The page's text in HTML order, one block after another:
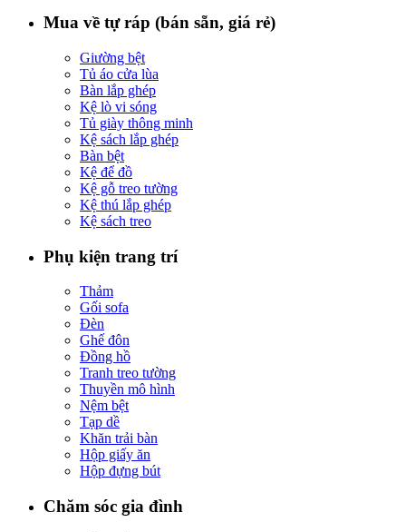
Mua về tự ráp (bán sẵn, giá rẻ)
Giường bệt
Tủ áo cửa lùa
Bàn lắp ghép
Kệ lò vi sóng
Tủ giày thông minh
Kệ sách lắp ghép
Bàn bệt
Kệ để đồ
Kệ gỗ treo tường
Kệ thú lắp ghép
Kệ sách treo
Phụ kiện trang trí
Thảm
Gối sofa
Đèn
Ghế đôn
Đồng hồ
Tranh treo tường
Thuyền mô hình
Nệm bệt
Tạp dề
Khăn trải bàn
Hộp giấy ăn
Hộp đựng bút
Chăm sóc gia đình